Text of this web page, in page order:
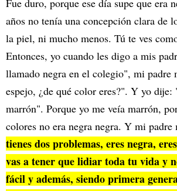
Fue duro, porque ese día supe que era
años no tenía una concepción clara de
la piel, ni mucho menos. Tú te ves
Entonces, yo cuando les digo a mis
llamado negra en el colegio", mi padre
espejo, ¿de qué color eres?". Y yo dije:
marrón". Porque yo me veía marrón,
colores no era negra negra. Y mi
tienes dos problemas, eres negra,
vas a tener que lidiar toda tu vida y
fácil y además, siendo primera